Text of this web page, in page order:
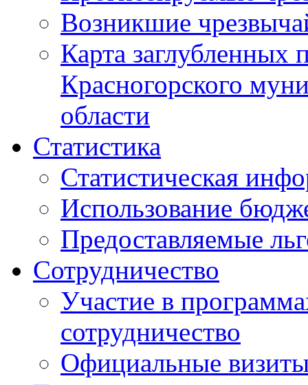
Возникшие
Карта
Красногорского
области
Статистика
Статистическая
Использование
Предоставляемые
Сотрудничество
Участие в
сотрудничество
Официальные